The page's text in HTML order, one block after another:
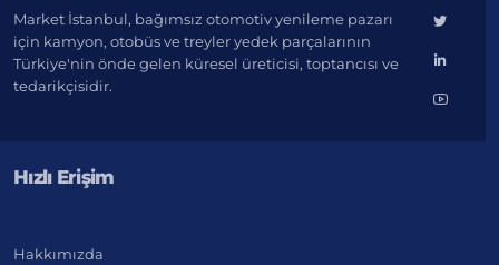
Market İstanbul, bağımsız otomotiv yenileme pazarı
için kamyon, otobüs ve treyler yedek parçalarının
Türkiye'nin önde gelen küresel üreticisi, toptancısı ve
tedarikçisidir.
Hızlı Erişim
Hakkımızda